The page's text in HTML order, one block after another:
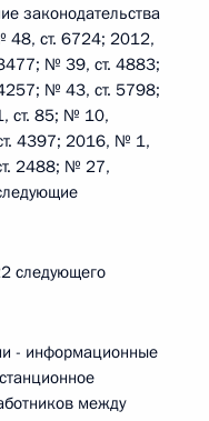
законодательства
48, ст. 6724; 2012,
№ 39, ст. 4883;
№ 43, ст. 5798;
ст. 85; № 10,
4397; 2016, № 1,
2488; № 27,
следующего
- информационные
между